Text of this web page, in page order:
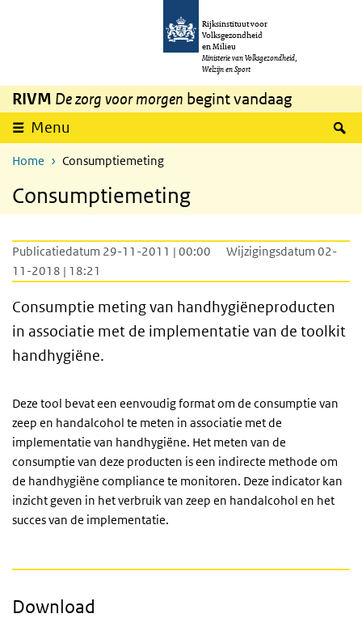
Overslaan en naar de inhoud gaan
Rijksinstituut voor
Volksgezondheid
en Milieu
Ministerie van Volksgezondheid,
Welzijn en Sport
RIVM De zorg voor morgen begint vandaag
Menu
Home Consumptiemeting
Consumptiemeting
Publicatiedatum 29-11-2011 | 00:00
Wijzigingsdatum 02-
11-2018 | 18:21
Consumptie meting van handhygiëneproducten
in associatie met de implementatie van de toolkit
handhygiëne.
Deze tool bevat een eenvoudig format om de consumptie van
zeep en handalcohol te meten in associatie met de
implementatie van handhygiëne. Het meten van de
consumptie van deze producten is een indirecte methode om
de handhygiëne compliance te monitoren. Deze indicator kan
inzicht geven in het verbruik van zeep en handalcohol en het
succes van de implementatie.
Download